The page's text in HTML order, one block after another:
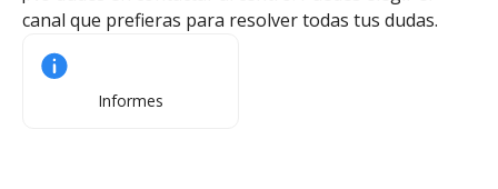
canal que prefieras para resolver todas tus dudas.
Informes